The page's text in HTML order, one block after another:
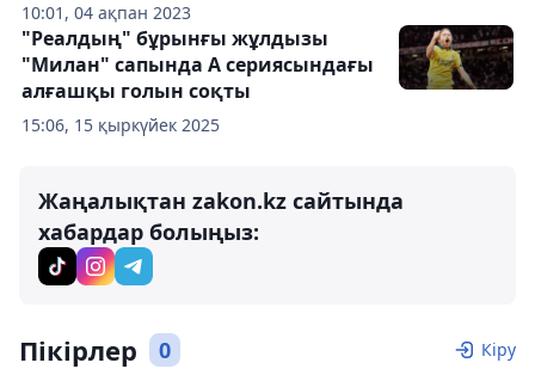
10:01, 04 ақпан 2023
15:06, 15 қыркүйек 2025
"Реалдың" бұрынғы жұлдызы
"Милан" сапында А сериясындағы
алғашқы голын соқты
Жаңалықтан zakon.kz сайтында
хабардар болыңыз:
Пікірлер 0 Кіру